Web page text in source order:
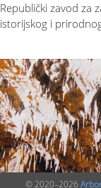
Republički zavod za
istorijskog i
© 2020–2026